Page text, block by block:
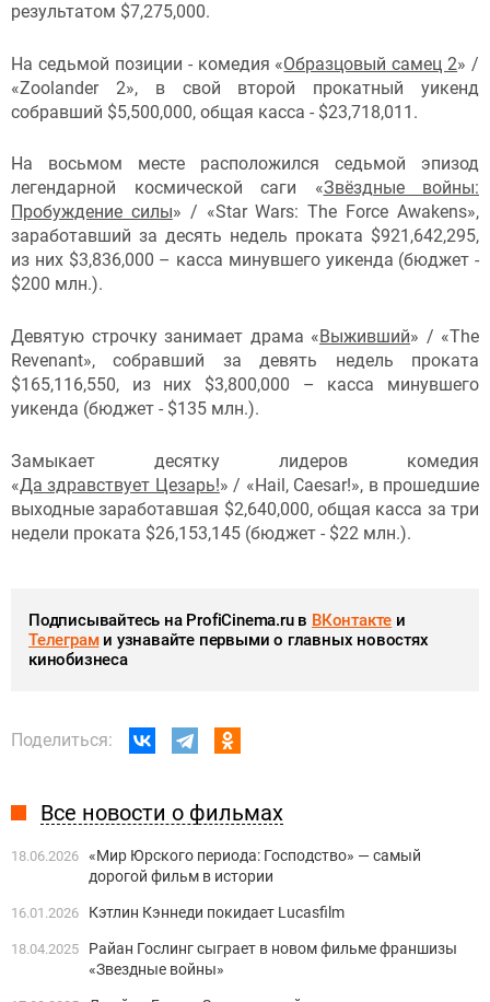
результатом $7,275,000.
На седьмой позиции - комедия «Образцовый самец 2» /
«Zoolander 2», в свой второй прокатный уикенд
собравший $5,500,000, общая касса - $23,718,011.
На восьмом месте расположился седьмой эпизод
легендарной космической саги «Звёздные войны:
Пробуждение силы» / «Star Wars: The Force Awakens»,
заработавший за десять недель проката $921,642,295,
из них $3,836,000 – касса минувшего уикенда (бюджет -
$200 млн.).
Девятую строчку занимает драма «Выживший» / «The
Revenant», собравший за девять недель проката
$165,116,550, из них $3,800,000 – касса минувшего
уикенда (бюджет - $135 млн.).
Замыкает десятку лидеров комедия
«Да здравствует Цезарь!» / «Hail, Caesar!», в прошедшие
выходные заработавшая $2,640,000, общая касса за три
недели проката $26,153,145 (бюджет - $22 млн.).
Подписывайтесь на ProfiCinema.ru в ВКонтакте и
Телеграми узнавайте первыми о главных новостях
кинобизнеса
Поделиться:
Все новости о фильмах
18.06.2026 «Мир Юрского периода: Господство» — самый
дорогой фильм в истории
16.01.2026 Кэтлин Кэннеди покидает Lucasfilm
18.04.2025
Райан Гослинг сыграет в новом фильме франшизы
«Звездные войны»